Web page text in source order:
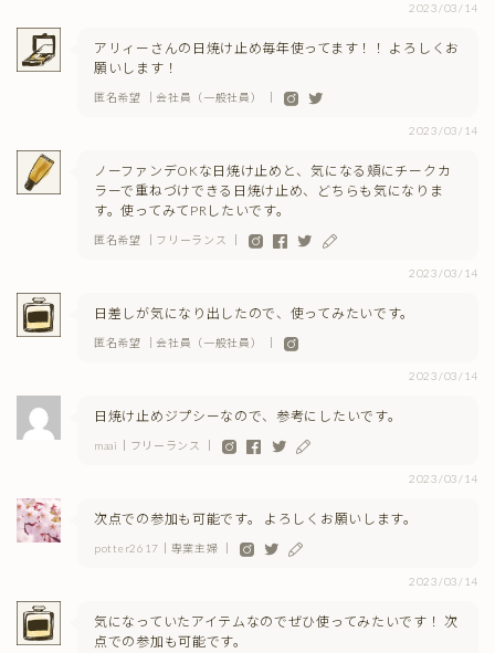
2023/03/14
アリィーさんの日焼け止め毎年使ってます！！ よろしくお
願いします！
匿名希望 ｜会社員（一般社員） ｜
2023/03/14
ノーファンデOKな日焼け止めと、気になる頬にチークカ
ラーで重ねづけできる日焼け止め、どちらも気になりま
す。使ってみてPRしたいです。
匿名希望 ｜フリーランス ｜
2023/03/14
日差しが気になり出したので、使ってみたいです。
匿名希望 ｜会社員（一般社員） ｜
2023/03/14
日焼け止めジプシーなので、参考にしたいです。
maai｜フリーランス ｜
2023/03/14
次点での参加も可能です。 よろしくお願いします。
potter2617｜専業主婦 ｜
2023/03/14
気になっていたアイテムなのでぜひ使ってみたいです！ 次
点での参加も可能です。